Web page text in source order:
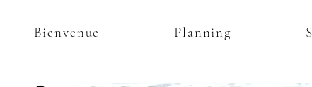
Bienvenue Planning